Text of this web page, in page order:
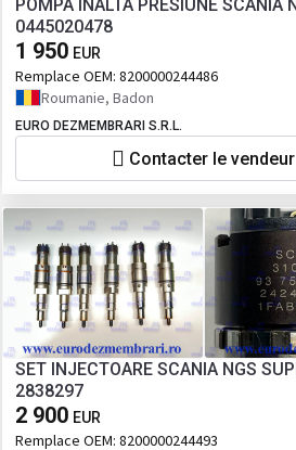
POMPA INALTA PRESIUNE SCANIA
0445020478
1 950 EUR
Remplace OEM: 8200000244486
Roumanie, Badon
EURO DEZMEMBRARI S.R.L.
Contacter le vendeur
SET INJECTOARE SCANIA NGS
2838297
2 900 EUR
Remplace OEM: 8200000244493